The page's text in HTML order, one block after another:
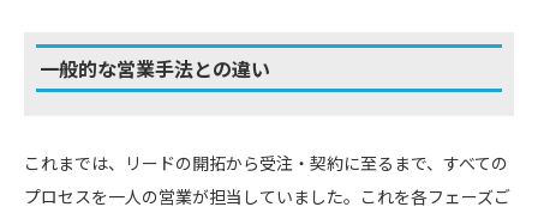
一般的な営業手法との違い
これまでは、リードの開拓から受注・契約に至るまで、すべての
プロセスを一人の営業が担当していました。これを各フェーズご